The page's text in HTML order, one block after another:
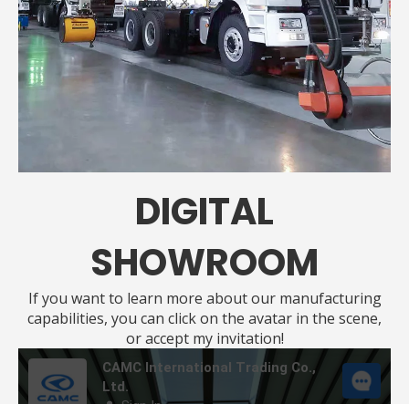
工厂车间
DIGITAL
SHOWROOM
If you want to learn more about our manufacturing
capabilities, you can click on the avatar in the scene,
or accept my invitation!